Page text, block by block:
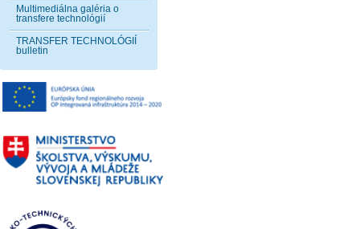
Multimediálna galéria o
transfere technológií
TRANSFER TECHNOLÓGIÍ
bulletin